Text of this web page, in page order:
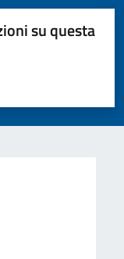
su questa